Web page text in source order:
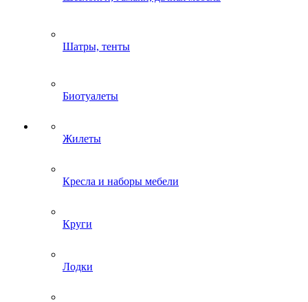
Шатры, тенты
Биотуалеты
Жилеты
Кресла и наборы мебели
Круги
Лодки